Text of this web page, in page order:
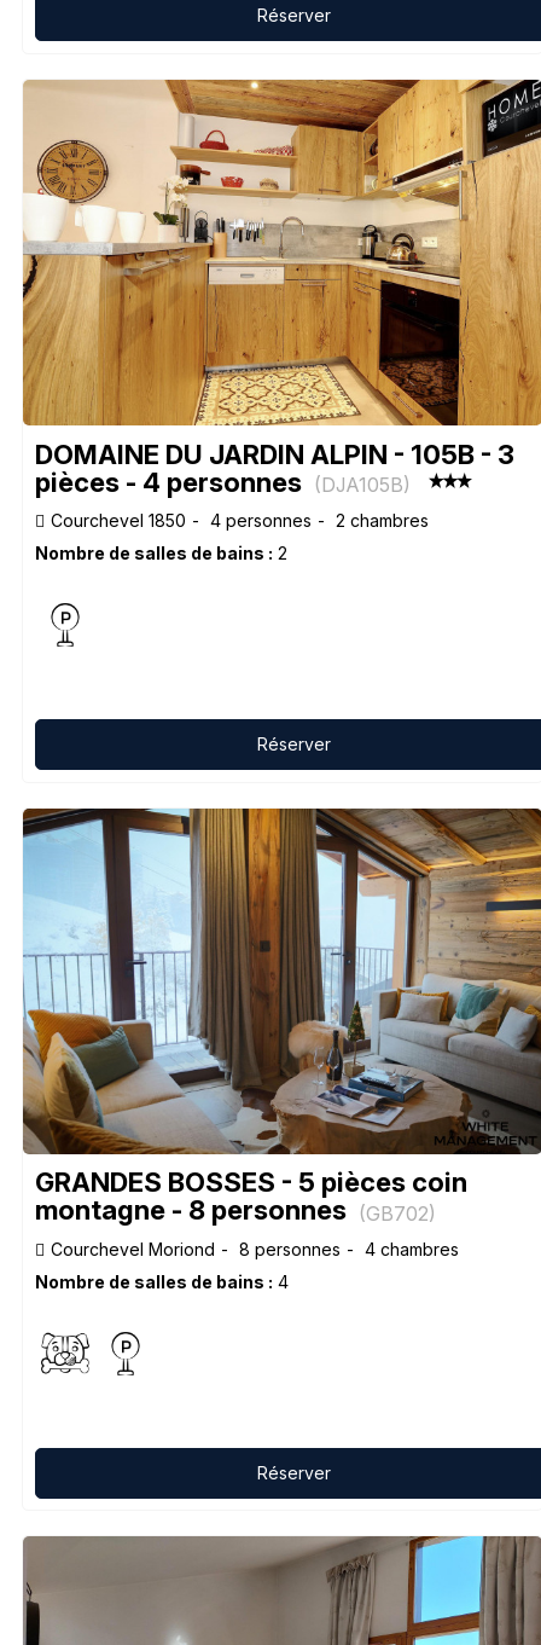
Réserver
DOMAINE DU JARDIN ALPIN - 105B - 3
pièces - 4 personnes (DJA105B)
Courchevel 1850 4 personnes
2 chambres
Nombre de salles de bains : 2
Réserver
GRANDES BOSSES - 5 pièces coin
montagne - 8 personnes (GB702)
Courchevel Moriond 8 personnes
4 chambres
Nombre de salles de bains : 4
Réserver